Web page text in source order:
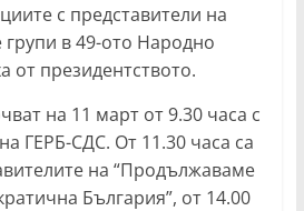
с представители на
в 49-ото Народно
от президентството.
на 11 март от 9.30 часа с
ГЕРБ-СДС. От 11.30 часа са
на “Продължаваме
България”, от 14.00